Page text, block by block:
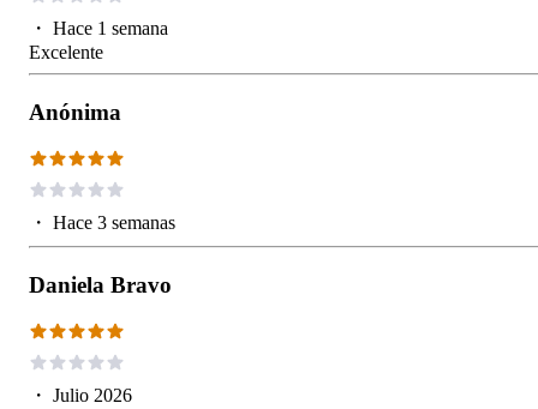
・ Hace 1 semana
Excelente
Anónima
・ Hace 3 semanas
Daniela Bravo
・ Julio 2026